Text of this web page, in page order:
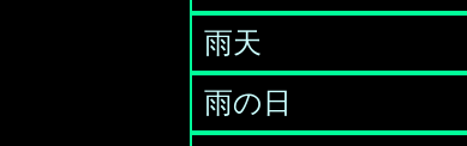
雨天
雨の日